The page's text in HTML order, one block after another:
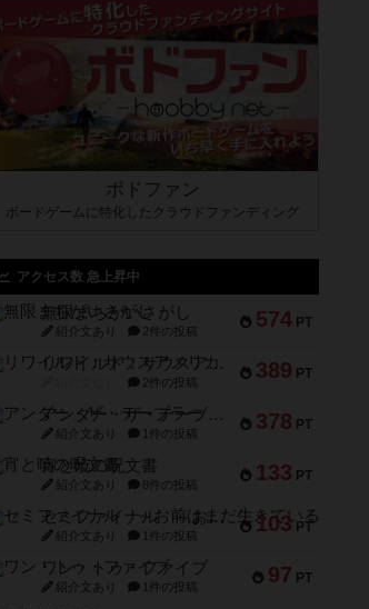
ボドファン
ボードゲームに特化したクラウドファンディング
アクセス数 急上昇中
574 PT
無限まちがいさがし
紹介文あり 2件の投稿
389 PT
リワイルド：サウスアメリカ
2件の投稿
378 PT
アンダー・ザ・テーブラー
紹介文あり 1件の投稿
133 PT
宵と暁の呪文書
紹介文あり 8件の投稿
103 PT
セミファイナル ～お前はまだ生きている～
紹介文あり 1件の投稿
97 PT
ワン・トゥ・ファイブ
紹介文あり 1件の投稿